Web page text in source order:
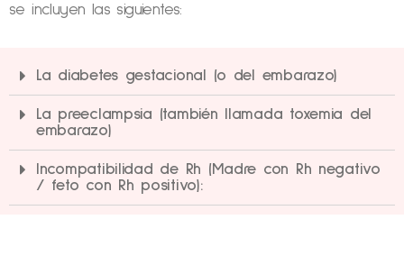
se incluyen las siguientes:
La diabetes gestacional (o del embarazo)
La preeclampsia (también llamada toxemia del
embarazo)
Incompatibilidad de Rh (Madre con Rh negativo
/ feto con Rh positivo):